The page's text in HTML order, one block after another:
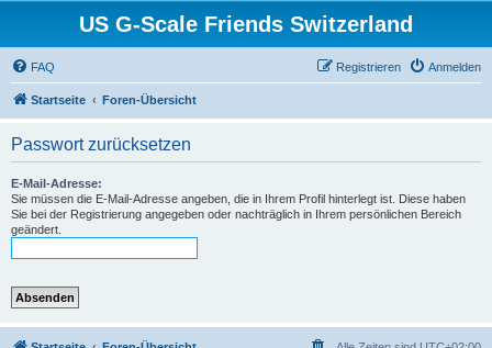
US G-Scale Friends Switzerland
FAQ Anmelden
Registrieren
Startseite Foren-Übersicht
Passwort zurücksetzen
E-Mail-Adresse:
Sie müssen die E-Mail-Adresse angeben, die in Ihrem Profil hinterlegt ist. Diese haben
Sie bei der Registrierung angegeben oder nachträglich in Ihrem persönlichen Bereich
geändert.